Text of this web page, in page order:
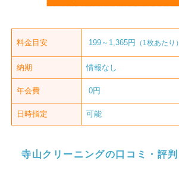
料金目安 199～1,365円 （1枚あたり）
納期 情報なし
年会費 0円
日時指定 可能
寺山クリーニングの口コミ・評判